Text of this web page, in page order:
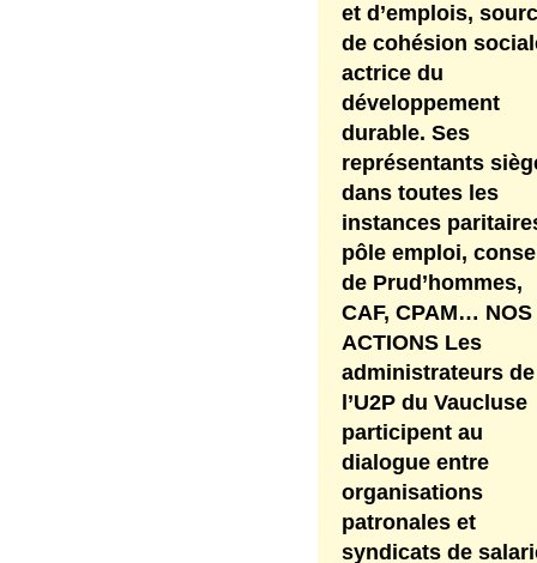
et d’emplois,
de cohésion
actrice du
développement
durable. Ses
représentants
dans toutes les
instances
pôle emploi,
de Prud’hommes,
CAF, CPAM… NOS
ACTIONS Les
administrateurs de
l’U2P du Vaucluse
participent au
dialogue entre
organisations
patronales et
syndicats de